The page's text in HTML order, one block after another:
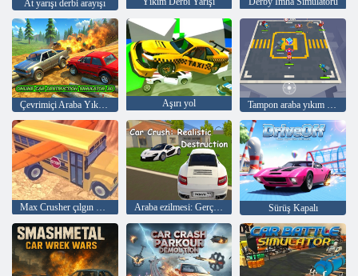
At yarışı derbi arayışı
Çevrimiçi Araba Yıkım Simülatörü 3D Aşırı yol Tampon araba yıkım yarışı
Araba ezilmesi: Gerçekçi yıkım Sürüş Kapalı